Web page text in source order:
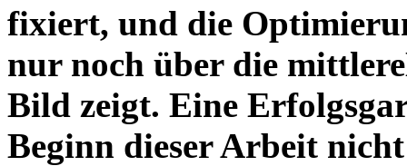
fixiert, und die
nur noch über die
Bild zeigt. Eine
Beginn dieser Arbeit